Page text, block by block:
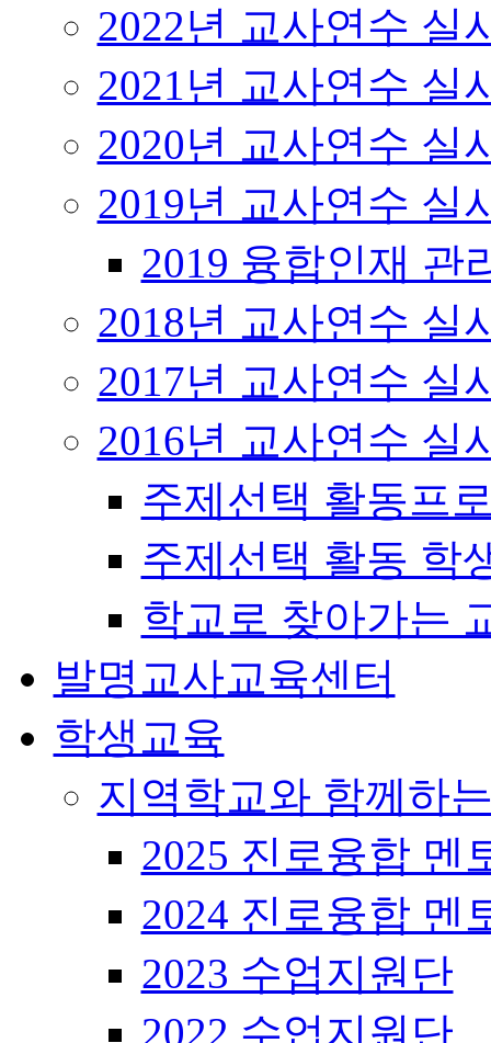
2022년 교사연수 실
2021년 교사연수 실
2020년 교사연수 실
2019년 교사연수 실
2019 융합인재 관
2018년 교사연수 실
2017년 교사연수 실
2016년 교사연수 실
주제선택 활동프
주제선택 활동 학
학교로 찾아가는
발명교사교육센터
학생교육
지역학교와 함께하
2025 진로융합 멘
2024 진로융합 멘
2023 수업지원단
2022 수업지원단